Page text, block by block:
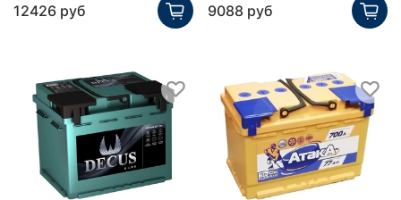
12426 руб 9088 руб